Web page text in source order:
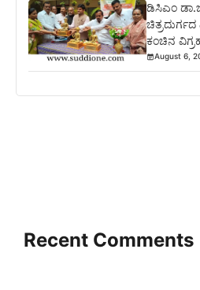
ಡಿಸಿಎಂ
ಕಂಚಿನ
August 6,
Recent Comments